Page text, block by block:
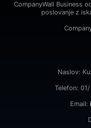
CompanyWall Business
poslovanje z
Naslov:
Telefon:
Email: